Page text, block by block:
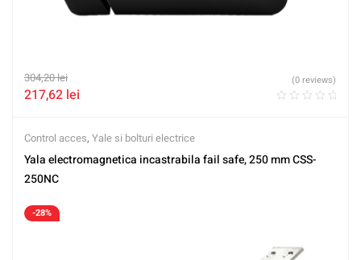
304,20lei
217,62 lei
(0 reviews)
Control acces, Yale si bolturi electrice
Yala electromagnetica incastrabila fail safe, 250 mm CSS-
250NC
-28%